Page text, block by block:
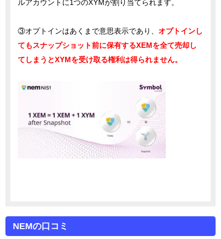
ルアカウントに1つのXYMが割り当てられます。
③オプトインはあくまで意思表示であり、オプトインし
てもスナップショット前に保有するXEMを全て売却し
てしまうとXYMを受け取る権利は得られません。
NEMの口コミ